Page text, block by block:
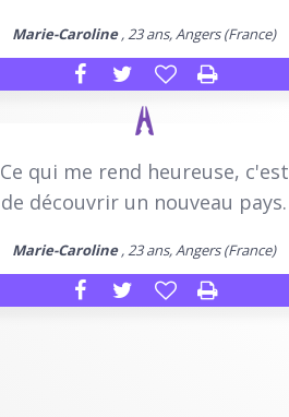
Marie-Caroline, 23 ans, Angers (France)
Ce qui me rend heureuse, c'est
de découvrir un nouveau pays.
Marie-Caroline, 23 ans, Angers (France)